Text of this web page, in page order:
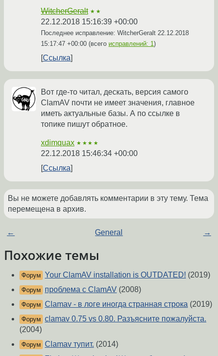
WitcherGeralt ★★
22.12.2018 15:16:39 +00:00
Последнее исправление: WitcherGeralt 22.12.2018
15:17:47 +00:00 (всего исправлений: 1)
Ссылка
Вот где-то читал, дескать, версия самого
ClamAV почти не имеет значения, главное
иметь актуальные базы. А по ссылке в
топике пишут обратное.
xdimquax ★★★★
22.12.2018 15:46:34 +00:00
Ссылка
Вы не можете добавлять комментарии в эту тему. Тема
перемещена в архив.
← General →
Похожие темы
Форум Your ClamAV installation is OUTDATED! (2019)
Форум проблема с ClamAV (2008)
Форум Clamav - в логе иногда странная строка (2019)
Форум clamav 0.75 vs 0.80. Разъясните пожалуйста.
(2004)
Форум Clamav тупит. (2014)